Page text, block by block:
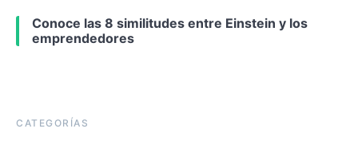
Conoce las 8 similitudes entre Einstein y los
emprendedores
CATEGORÍAS